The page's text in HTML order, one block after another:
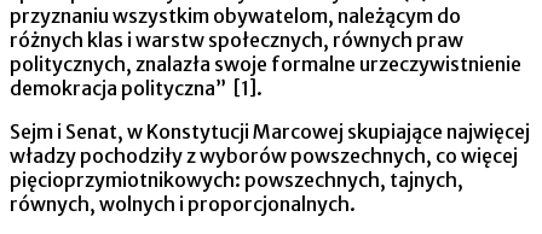
przyznaniu wszystkim obywatelom, należącym do
różnych klas i warstw społecznych, równych praw
politycznych, znalazła swoje formalne urzeczywistnienie
demokracja polityczna” [1].
Sejm i Senat, w Konstytucji Marcowej skupiające najwięcej
władzy pochodziły z wyborów powszechnych, co więcej
pięcioprzymiotnikowych: powszechnych, tajnych,
równych, wolnych i proporcjonalnych.